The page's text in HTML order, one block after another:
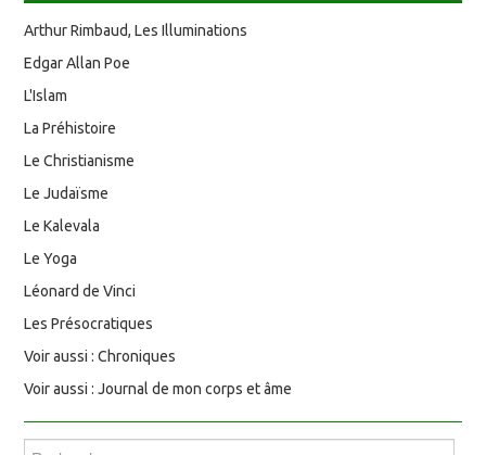
Arthur Rimbaud, Les Illuminations
Edgar Allan Poe
L'Islam
La Préhistoire
Le Christianisme
Le Judaïsme
Le Kalevala
Le Yoga
Léonard de Vinci
Les Présocratiques
Voir aussi : Chroniques
Voir aussi : Journal de mon corps et âme
Rechercher :